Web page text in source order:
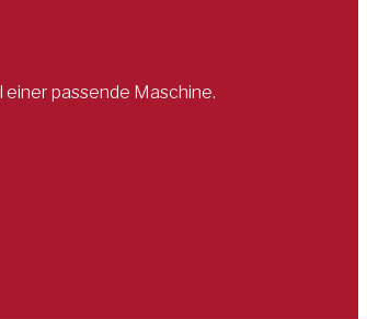
passende Maschine.